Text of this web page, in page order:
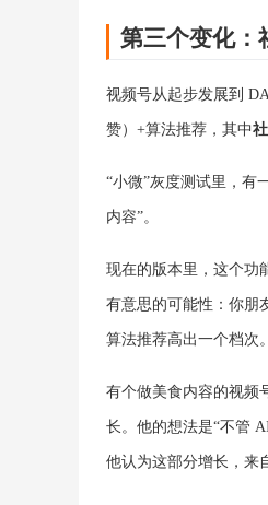
第三个变化：
视频号从起步发展到
赞）+算法推荐，其中
“小微”灰度测试里，有
内容”。
现在的版本里，这个功
有意思的可能性：你朋
算法推荐高出一个档次。
有个做美食内容的视频
长。他的想法是“不管
他认为这部分增长，来